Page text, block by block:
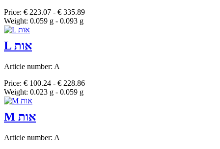
Price: € 223.07 - € 335.89
Weight: 0.059 g - 0.093 g
L אות
Article number: A
Price: € 100.24 - € 228.86
Weight: 0.023 g - 0.059 g
M אות
Article number: A